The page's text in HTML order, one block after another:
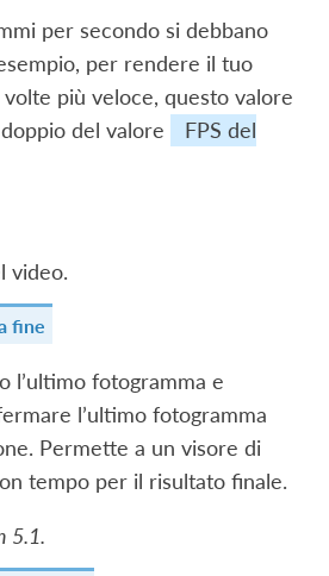
per secondo si debbano
per rendere il tuo
più veloce, questo valore
del valore
FPS del
video.
fine
l’ultimo fotogramma e
l’ultimo fotogramma
Permette a un visore di
tempo per il risultato finale.
5.1.